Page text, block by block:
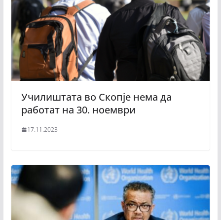
Училиштата во Скопје нема да
работат на 30. ноември
17.11.2023